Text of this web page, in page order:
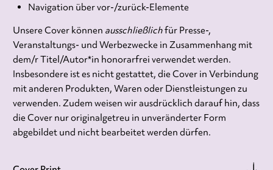
Navigation über vor-/zurück-Elemente
Unsere Cover können ausschließlichfür Presse-,
Veranstaltungs- und Werbezwecke in Zusammenhang mit
dem/r Titel/Autor*in honorarfrei verwendet werden.
Insbesondere ist es nicht gestattet, die Cover in Verbindung
mit anderen Produkten, Waren oder Dienstleistungen zu
verwenden. Zudem weisen wir ausdrücklich darauf hin, dass
die Cover nur originalgetreu in unveränderter Form
abgebildet und nicht bearbeitet werden dürfen.